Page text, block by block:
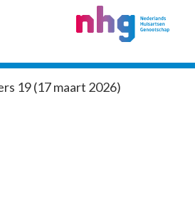
19 (17 maart 2026)